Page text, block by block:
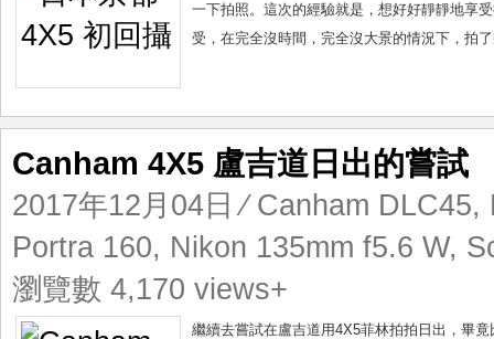
一下拍照。這次的經驗就是，想好好靜靜地享
受，在完全沒時間，完全沒大景的情況下，拍
Canham 4X5 盧吉道日出的嘗試
2017年12月04日 ⁄ Canham DLC45,
Portra 160, Nikon 135mm f5.6 W,
瀏覽數 4,170 views+
繼續去嘗試在盧吉道用4X5菲林拍拍日出，畢